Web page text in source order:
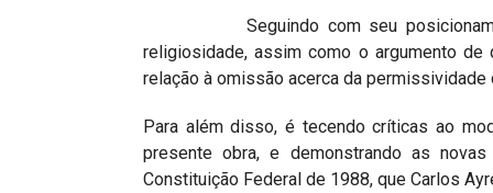
Seguindo com seu
religiosidade, assim como o argumento
relação à omissão acerca da
Para além disso, é tecendo críticas ao
presente obra, e demonstrando as
Constituição Federal de 1988, que Carlos